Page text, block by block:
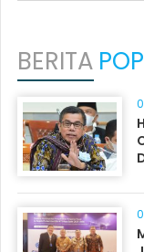
BERITA